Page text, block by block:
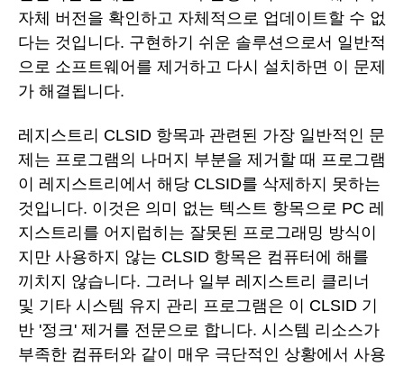
자체 버전을 확인하고 자체적으로 업데이트할 수 없
다는 것입니다. 구현하기 쉬운 솔루션으로서 일반적
으로 소프트웨어를 제거하고 다시 설치하면 이 문제
가 해결됩니다.
레지스트리 CLSID 항목과 관련된 가장 일반적인 문
제는 프로그램의 나머지 부분을 제거할 때 프로그램
이 레지스트리에서 해당 CLSID를 삭제하지 못하는
것입니다. 이것은 의미 없는 텍스트 항목으로 PC 레
지스트리를 어지럽히는 잘못된 프로그래밍 방식이
지만 사용하지 않는 CLSID 항목은 컴퓨터에 해를
끼치지 않습니다. 그러나 일부 레지스트리 클리너
및 기타 시스템 유지 관리 프로그램은 이 CLSID 기
반 '정크' 제거를 전문으로 합니다. 시스템 리소스가
부족한 컴퓨터와 같이 매우 극단적인 상황에서 사용